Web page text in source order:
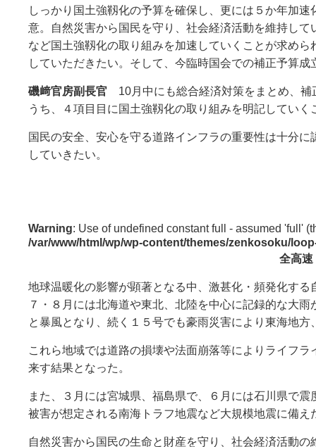
しっかり国土強靱化の予算を確保し、更には５か年加
意。自然災害から国民を守り、社会経済活動を維持し
など国土強靱化の取り組みを加速していくことが求め
していただきたい。そして、今臨時国会での補正予算
磯﨑官房副長官 10月中にも総合経済対策をまとめ、補
うち、４項目目に国土強靱化の取り組みを明記していく
国民の安全、安心を守る道路インフラの重要性は十分
していきたい。
Warning: Use of undefined constant full - assumed 'full'
/var/www/html/wp/wp-content/themes/zenkosoku/
全高
地球温暖化の影響が顕著となる中、激甚化・頻発化す
７・８月には北海道や東北、北陸を中心に記録的な大
と暴風となり、続く１５号でも豪雨災害により東海地
これら地域では道路の損壊や法面崩落等によりライフ
来す結果となった。
また、３月には宮城県、福島県で、６月には石川県で
被害が想定される南海トラフ地震など大規模地震に備
自然災害から国民の生命と財産を守り、社会経済活動